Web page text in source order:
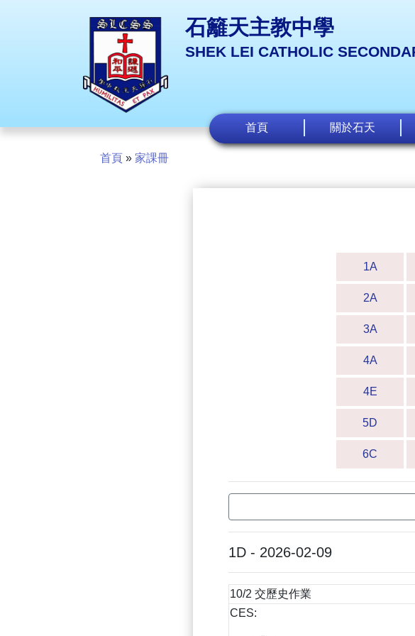
石籬天主教中學
SHEK LEI CATHOLIC
首頁 關於石天
首頁 » 家課冊
1A
2A
3A
4A
4E
5D
6C
1D - 2026-02-09
10/2 交歷史作業
CES: